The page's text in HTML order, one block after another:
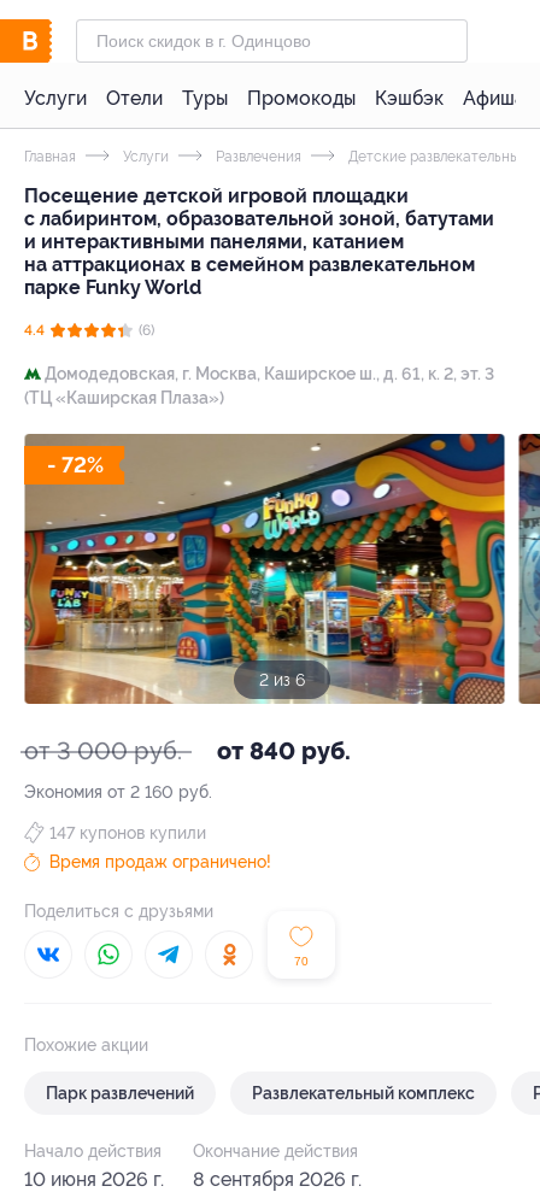
Услуги Отели Туры Промокоды Кэшбэк Афиша
Главная Услуги Развлечения Детские развлекательные
Посещение детской игровой площадки
с лабиринтом, образовательной зоной, батутами
и интерактивными панелями, катанием
на аттракционах в семейном развлекательном
парке Funky World
4.4 (6)
Домодедовская, г. Москва, Каширское ш., д. 61, к. 2, эт. 3
(ТЦ «Каширская Плаза»)
- 72%
3 из 6
от 3 000 руб. от 840 руб.
Экономия от 2 160 руб.
70
147 купонов купили
Время продаж ограничено!
Поделиться с друзьями
Похожие акции
Парк развлечений Развлекательный комплекс
Начало действия
10 июня 2026 г.
Окончание действия
8 сентября 2026 г.